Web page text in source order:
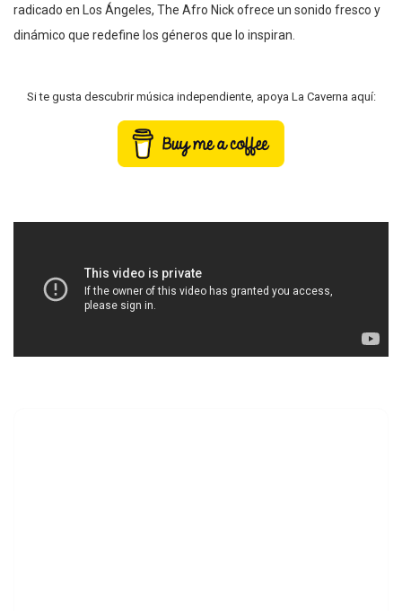
radicado en Los Ángeles, The Afro Nick ofrece un sonido fresco y
dinámico que redefine los géneros que lo inspiran.
Si te gusta descubrir música independiente, apoya La Caverna aquí: